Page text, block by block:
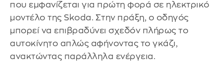
που εμφανίζεται για πρώτη φορά σε ηλεκτρικό
μοντέλο της Skoda. Στην πράξη, ο οδηγός
μπορεί να επιβραδύνει σχεδόν πλήρως το
αυτοκίνητο απλώς αφήνοντας το γκάζι,
ανακτώντας παράλληλα ενέργεια.